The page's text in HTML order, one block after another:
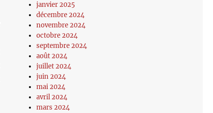
janvier 2025
décembre 2024
novembre 2024
octobre 2024
septembre 2024
août 2024
juillet 2024
juin 2024
mai 2024
avril 2024
mars 2024